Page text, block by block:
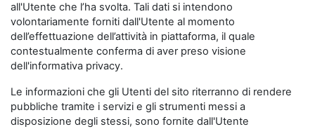
all'Utente che l’ha svolta. Tali dati si intendono
volontariamente forniti dall'Utente al momento
dell’effettuazione dell’attività in piattaforma, il quale
contestualmente conferma di aver preso visione
dell'informativa privacy.
Le informazioni che gli Utenti del sito riterranno di rendere
pubbliche tramite i servizi e gli strumenti messi a
disposizione degli stessi, sono fornite dall'Utente